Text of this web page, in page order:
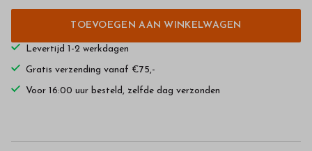
TOEVOEGEN AAN WINKELWAGEN
Levertijd 1-2 werkdagen
Gratis verzending vanaf €75,-
Voor 16:00 uur besteld, zelfde dag verzonden